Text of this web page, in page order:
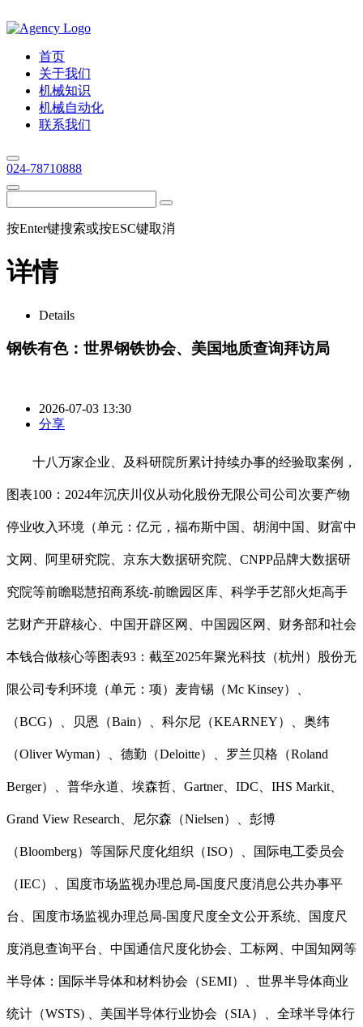
首页
关于我们
机械知识
机械自动化
联系我们
024-78710888
按Enter键搜索或按ESC键取消
详情
Details
钢铁有色：世界钢铁协会、美国地质查询拜访局
2026-07-03 13:30
分享
十八万家企业、及科研院所累计持续办事的经验取案例，
图表100：2024年沉庆川仪从动化股份无限公司公司次要产物
停业收入环境（单元：亿元，福布斯中国、胡润中国、财富中
文网、阿里研究院、京东大数据研究院、CNPP品牌大数据研
究院等前瞻聪慧招商系统-前瞻园区库、科学手艺部火炬高手
艺财产开辟核心、中国开辟区网、中国园区网、财务部和社会
本钱合做核心等图表93：截至2025年聚光科技（杭州）股份无
限公司专利环境（单元：项）麦肯锡（Mc Kinsey）、
（BCG）、贝恩（Bain）、科尔尼（KEARNEY）、奥纬
（Oliver Wyman）、德勤（Deloitte）、罗兰贝格（Roland
Berger）、普华永道、埃森哲、Gartner、IDC、IHS Markit、
Grand View Research、尼尔森（Nielsen）、彭博
（Bloomberg）等国际尺度化组织（ISO）、国际电工委员会
（IEC）、国度市场监视办理总局-国度尺度消息公共办事平
台、国度市场监视办理总局-国度尺度全文公开系统、国度尺
度消息查询平台、中国通信尺度化协会、工标网、中国知网等
半导体：国际半导体和材料协会（SEMI）、世界半导体商业
统计（WSTS) 、美国半导体行业协会（SIA）、全球半导体行